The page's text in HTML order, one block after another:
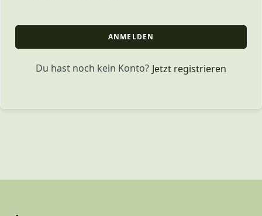
ANMELDEN
Du hast noch kein Konto? Jetzt registrieren